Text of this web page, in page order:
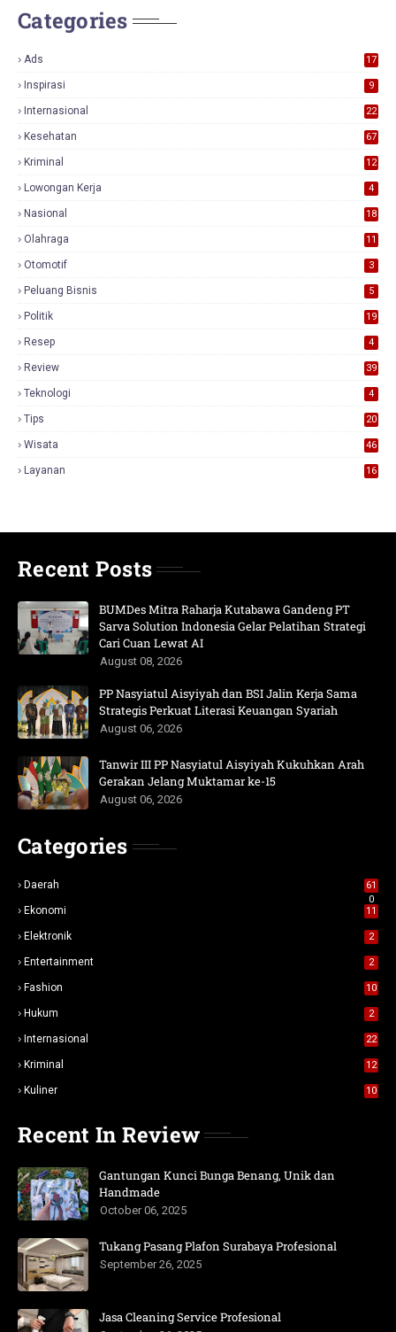
Categories
Ads
17
Inspirasi 9
Internasional 22
Kesehatan 67
Kriminal 12
Lowongan Kerja 4
Nasional
18
Olahraga 11
Otomotif 3
Peluang Bisnis 5
Politik 19
Resep 4
Review
39
Teknologi 4
Tips 20
Wisata 46
Layanan 16
Recent Posts
BUMDes Mitra Raharja Kutabawa Gandeng PT
Sarva Solution Indonesia Gelar Pelatihan Strategi
Cari Cuan Lewat AI
August 08, 2026
PP Nasyiatul Aisyiyah dan BSI Jalin Kerja Sama
Strategis Perkuat Literasi Keuangan Syariah
August 06, 2026
Tanwir III PP Nasyiatul Aisyiyah Kukuhkan Arah
Gerakan Jelang Muktamar ke-15
August 06, 2026
Categories
Daerah
61
0
Ekonomi 11
Elektronik 2
Entertainment 2
Fashion 10
Hukum 2
Internasional 22
Kriminal 12
Kuliner 10
Recent In Review
Gantungan Kunci Bunga Benang, Unik dan
Handmade
October 06, 2025
Tukang Pasang Plafon Surabaya Profesional
September 26, 2025
Jasa Cleaning Service Profesional